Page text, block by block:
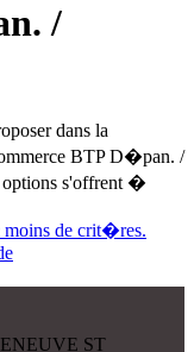
/
dans la
BTP D�pan. /
options s'offrent �
moins de crit�res.
ST